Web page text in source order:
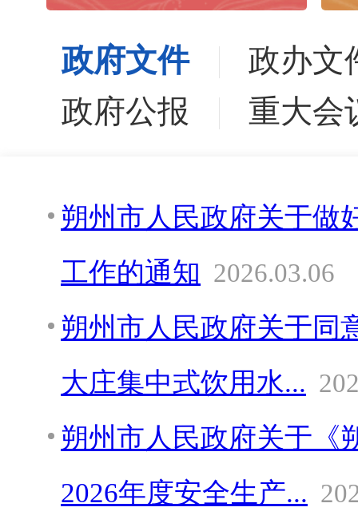
政府文件
政办文
政府公报
重大会
朔州市人民政府关于做
工作的通知 2026.03.06
朔州市人民政府关于同
大庄集中式饮用水...
朔州市人民政府关于《
2026年度安全生产...